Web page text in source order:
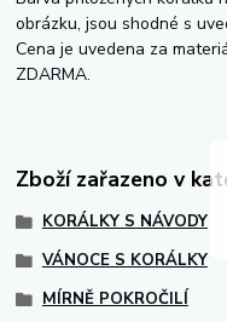
obrázku, jsou shodné s
Cena je uvedena za
ZDARMA.
Zboží zařazeno v
KORÁLKY S NÁVODY
VÁNOCE S KORÁLKY
MÍRNĚ POKROČILÍ